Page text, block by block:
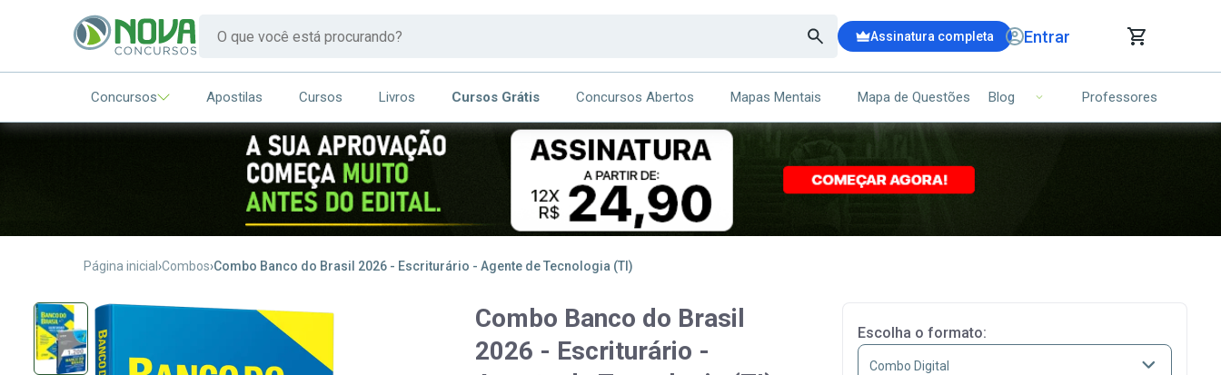
Assinatura completa Entrar
CARRINHO DE COMPRAS
ITENS (00)
Ops!
Seu carrinho ainda está vazio.
Concursos Apostilas Cursos Livros Cursos Grátis Concursos Abertos Mapas Mentais Mapa de Questões Blog Professores
Página inicial Combos Combo Banco do Brasil 2026 - Escriturário - Agente de Tecnologia (TI)
Combo Banco do Brasil
2026 - Escriturário -
Escolha o formato: